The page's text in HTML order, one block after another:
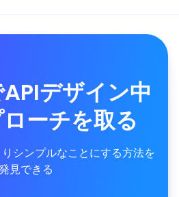
デザイン中
ーチを取る
シンプルなことにする方法を
見できる